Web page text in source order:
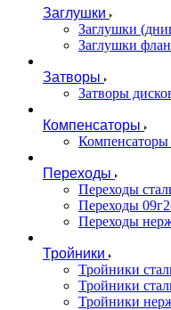
Заглушки
Заглушки
Заглушки
Затворы
Затворы
Компенсаторы
Компенсаторы
Переходы
Переходы
Переходы
Переходы
Тройники
Тройники
Тройники
Тройники